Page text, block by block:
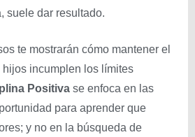
suele dar resultado.
te mostrarán cómo mantener el
hijos incumplen los límites
Positiva se enfoca en las
para aprender que
y no en la búsqueda de